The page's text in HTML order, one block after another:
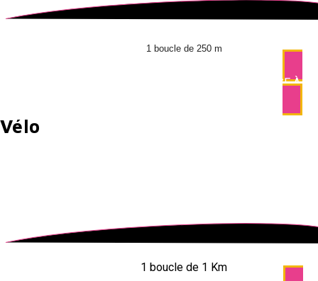
1 boucle de 250 m
COURSE À
Vélo
1 boucle de 1 Km